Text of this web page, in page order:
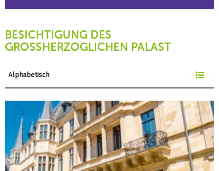
BESICHTIGUNG DES
GROSSHERZOGLICHEN PALAST
Alphabetisch